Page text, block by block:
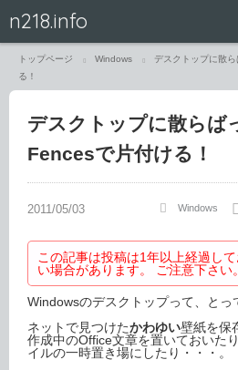
n218.info
トップページ Windows
デスクトップに散
る！
デスクトップに散らば
Fencesで片付ける！
Windows
この記事は投稿は1年以上経過し
い場合があります。 ご注意下さい。
Windowsのデスクトップって、とっ
ネットで見つけたかわゆい壁紙を保
作成中のOffice文章を置いておいた
イルの一時置き場にしたり・・・。